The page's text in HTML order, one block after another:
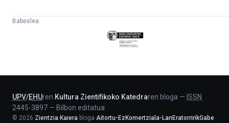
Babeslea:
Eusko
Jaurlaritza
UPV/EHUren Kultura Zientifikoko Katedraren bloga — ISSN
2445-3897 — Bilbon editatua
© 2026 Zientzia Kaiera bloga Aitortu-EzKomertziala-LanEratorririkGabe